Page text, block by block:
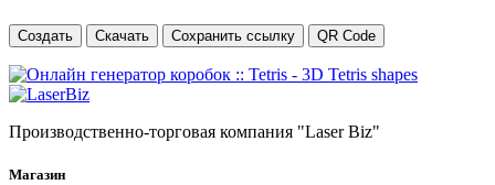
Создать Скачать Сохранить ссылку QR Code
Производственно-торговая компания "Laser Biz"
Магазин